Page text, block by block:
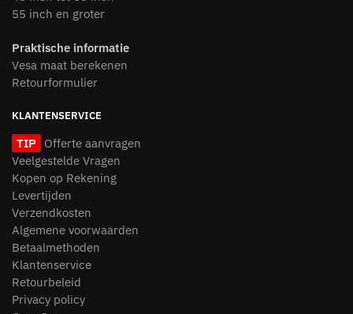
55 inch en groter
Praktische informatie
Vesa maat berekenen
Retourformulier
KLANTENSERVICE
TIP
Offerte aanvragen
Veelgestelde Vragen
Kopen op Rekening
Levertijden
Verzendkosten
Algemene voorwaarden
Betaalmethoden
Klantenservice
Retourbeleid
Privacy policy